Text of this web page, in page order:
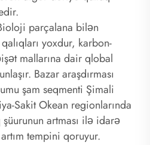
parçalana bilən
yoxdur, karbon-
mallarına dair qlobal
Bazar araşdırması
şam seqmenti Şimali
Sakit Okean regionlarında
şüurunun artması ilə idarə
tempini qoruyur.